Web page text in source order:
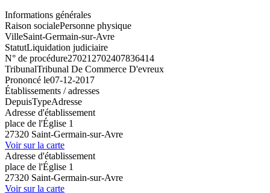
Informations générales
Raison socialePersonne physique
VilleSaint-Germain-sur-Avre
StatutLiquidation judiciaire
N° de procédure270212702407836414
TribunalTribunal De Commerce D'evreux
Prononcé le07-12-2017
Établissements / adresses
DepuisTypeAdresse
Adresse d'établissement
place de l'Église 1
27320 Saint-Germain-sur-Avre
Voir sur la carte
Adresse d'établissement
place de l'Église 1
27320 Saint-Germain-sur-Avre
Voir sur la carte